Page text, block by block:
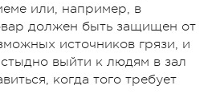
или, например, в
должен быть защищен от
источников грязи, и
выйти к людям в зал
когда того требует